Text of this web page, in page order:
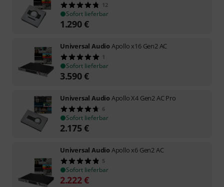
12
Sofort lieferbar
1.290€
Universal AudioApollo x16 Gen2 AC
1
Sofort lieferbar
3.590€
Universal AudioApollo X4 Gen2 AC Pro
6
Sofort lieferbar
2.175€
Universal AudioApollo x6 Gen2 AC
5
Sofort lieferbar
2.222€